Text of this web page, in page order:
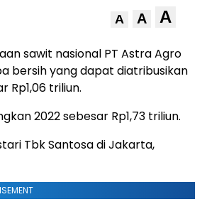
A A A
sawit nasional PT Astra Agro
bersih yang dapat diatribusikan
Rp1,06 triliun.
2022 sebesar Rp1,73 triliun.
Tbk Santosa di Jakarta,